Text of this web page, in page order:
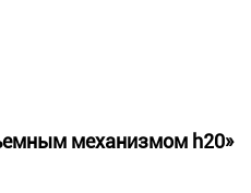
механизмом h20»